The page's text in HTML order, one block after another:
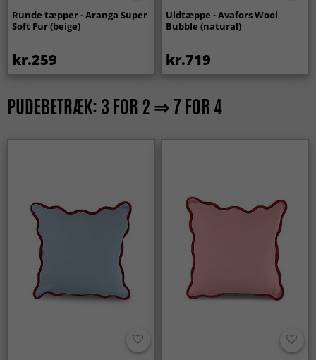
Runde tæpper - Aranga Super
Soft Fur (beige)
kr.259
Uldtæppe - Avafors Wool
Bubble (natural)
kr.719
PUDEBETRÆK: 3 FOR 2 ⇒ 7 FOR 4